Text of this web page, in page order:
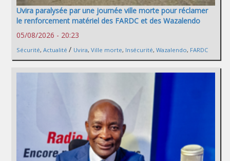
Uvira paralysée par une journée ville morte pour réclamer
le renforcement matériel des FARDC et des Wazalendo
05/08/2026 - 20:23
Sécurité, Actualité / Uvira, Ville morte, Insécurité, Wazalendo, FARDC